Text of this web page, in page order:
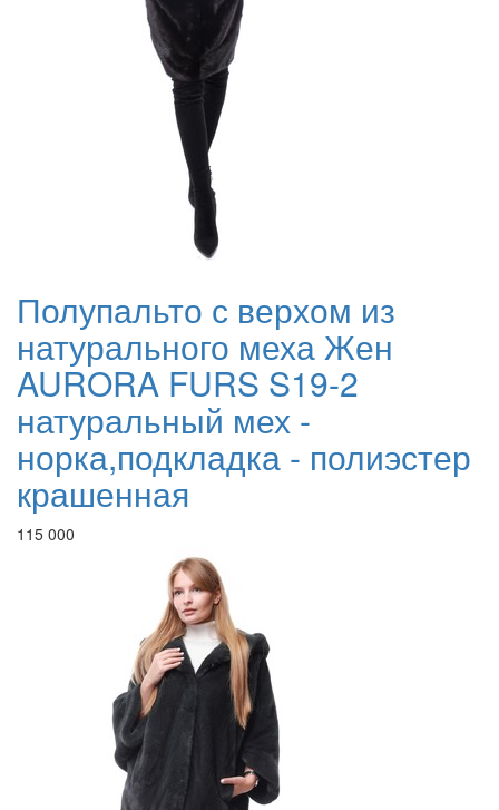
Полупальто с верхом из
натурального меха Жен
AURORA FURS S19-2
натуральный мех -
норка,подкладка - полиэстер
крашенная
115 000